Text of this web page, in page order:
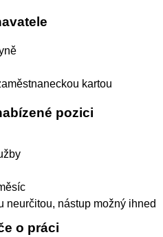
kartou
pozici
neurčitou, nástup možný ihned
o práci